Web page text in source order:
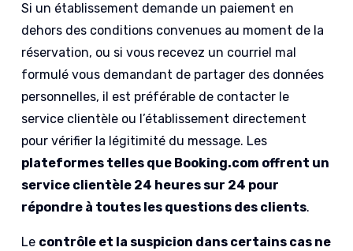
Si un établissement demande un paiement en
dehors des conditions convenues au moment de la
réservation, ou si vous recevez un courriel mal
formulé vous demandant de partager des données
personnelles, il est préférable de contacter le
service clientèle ou l’établissement directement
pour vérifier la légitimité du message. Les
plateformes telles que Booking.com offrent un
service clientèle 24 heures sur 24 pour
répondre à toutes les questions des clients.
Le contrôle et la suspicion dans certains cas ne